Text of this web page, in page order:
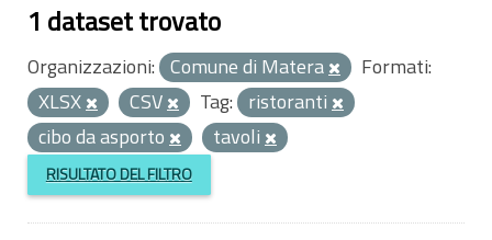
1 dataset trovato
Organizzazioni: Comune di Matera
Formati:
XLSX
CSV Tag: ristoranti
cibo da asporto
tavoli
RISULTATO DEL FILTRO